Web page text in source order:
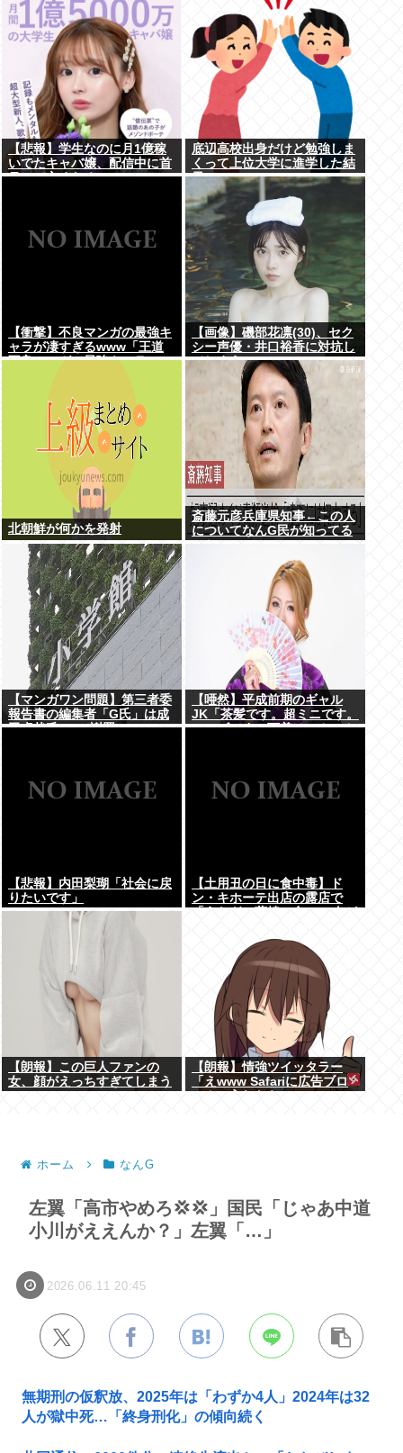
【悲報】学生なのに月1億稼
いでたキャバ嬢、配信中に首
吊って亡くなる
底辺高校出身だけど勉強しま
くって上位大学に進学した結
果w
【衝撃】不良マンガの最強キ
ャラが凄すぎるwww「王道
不良マンガの最強キャラTier
【画像】磯部花凛(30)、セク
シー声優・井口裕香に対抗し
てしまうwww
北朝鮮が何かを発射
斎藤元彦兵庫県知事←この人
についてなんG民が知ってる
【マンガワン問題】第三者委
報告書の編集者「G氏」は成
田卓哉氏...Xで謝罪
【唖然】平成前期のギャル
JK「茶髪です。超ミニです。
ルーズです。下着はテカテカ
【悲報】内田梨瑚「社会に戻
りたいです」
【土用丑の日に食中毒】ド
ン・キホーテ出店の露店で
【朗報】この巨人ファンの
女、顔がえっちすぎてしまう
【朗報】情強ツイッタラー
「えwww Safariに広告ブロ
ホーム なんG
左翼「高市やめろ💢💢」国民「じゃあ中道
小川がええんか？」左翼「…」
2026.06.11 20:45
無期刑の仮釈放、2025年は「わずか4人」2024年は32
人が獄中死…「終身刑化」の傾向続く